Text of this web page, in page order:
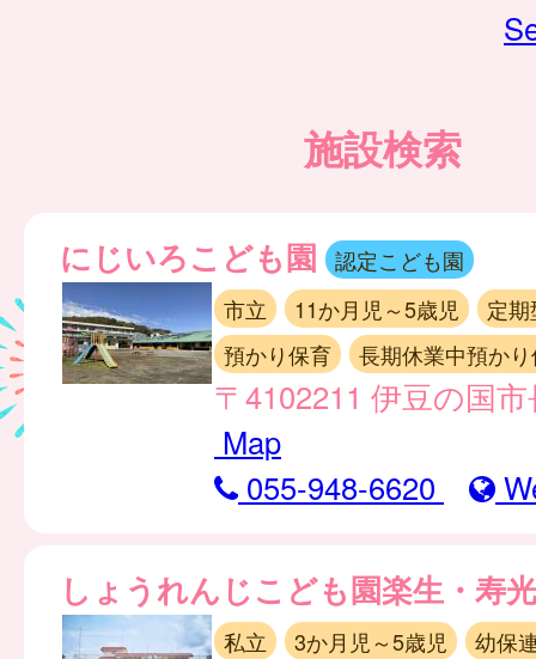
施設検索
にじいろこども園
認定こども園
市立
11か月児～5歳児
定期
預かり保育
長期休業中預か
〒4102211 伊豆の国
Map
055-948-6620
しょうれんじこども園楽生・寿
私立 3か月児～5歳児 幼保